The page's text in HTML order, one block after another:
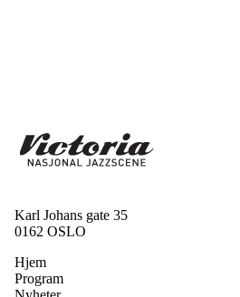
Karl Johans gate 35
0162 OSLO
Hjem
Program